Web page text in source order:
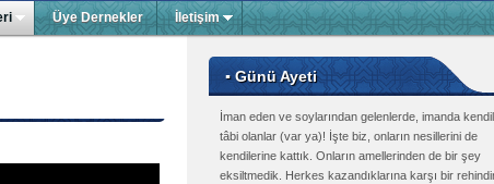
Üye Dernekler İletişim
▪ Günü Ayeti
İman eden ve soylarından gelenlerde, imanda
tâbi olanlar (var ya)! İşte biz, onların nesillerini de
kendilerine kattık. Onların amellerinden de bir şey
eksiltmedik. Herkes kazandıklarına karşı bir